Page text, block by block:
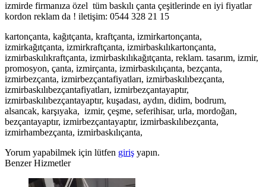
izmirde firmanıza özel tüm baskılı çanta çeşitlerinde en iyi fiyatlar
kordon reklam da ! iletişim: 0544 328 21 15
kartonçanta, kağıtçanta, kraftçanta, izmirkartonçanta,
izmirkağıtçanta, izmirkraftçanta, izmirbaskılıkartonçanta,
izmirbaskılıkraftçanta, izmirbaskılıkağıtçanta, reklam. tasarım, izmir,
promosyon, çanta, izmirçanta, izmirbaskılıçanta, bezçanta,
izmirbezçanta, izmirbezçantafiyatları, izmirbaskılıbezçanta,
izmirbaskılıbezçantafiyatları, izmirbezçantayaptır,
izmirbaskılıbezçantayaptır, kuşadası, aydın, didim, bodrum,
alsancak, karşıyaka, izmir, çeşme, seferihisar, urla, mordoğan,
bezçantayaptır, izmirbezçantayaptır, izmirbaskılıbezçanta,
izmirhambezçanta, izmirbaskılıçanta,
Yorum yapabilmek için lütfen giriş yapın.
Benzer Hizmetler